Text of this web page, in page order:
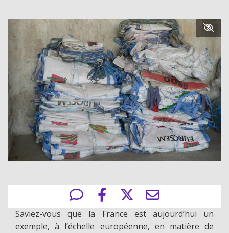
Saviez-vous que la France est aujourd’hui un
exemple, à l’échelle européenne, en matière de